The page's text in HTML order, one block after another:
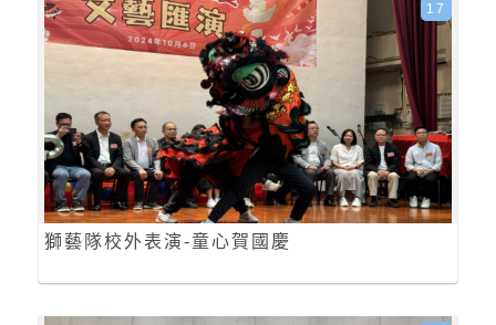
獅藝隊校外表演-童心賀國慶
17